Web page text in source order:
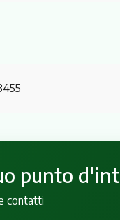
punto
contatti